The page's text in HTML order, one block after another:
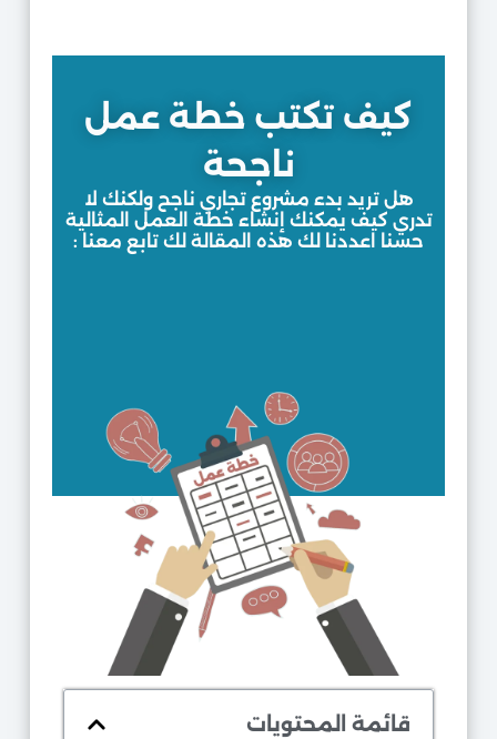
كيف تكتب خطة عمل
ناجحة
هل تريد بدء مشروع تجاري ناجح ولكنك لا
تدري كيف يمكنك إنشاء خطة العمل المثالية
حسنا اعددنا لك هذه المقالة لك تابع معنا :
قائمة المحتويات